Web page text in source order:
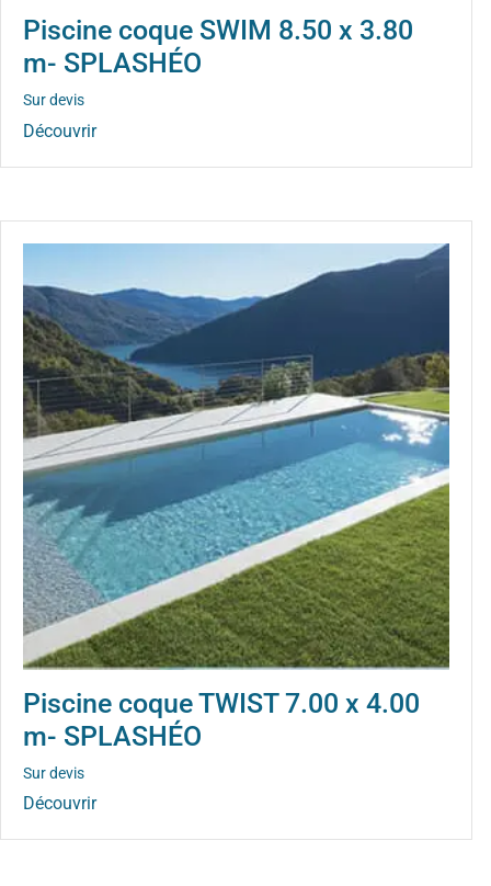
Piscine coque SWIM 8.50 x 3.80
m- SPLASHÉO
Sur devis
Découvrir
Piscine coque TWIST 7.00 x 4.00
m- SPLASHÉO
Sur devis
Découvrir